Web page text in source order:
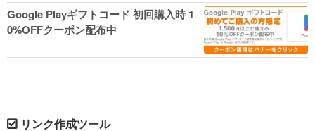
Google Playギフトコード 初回購入時 1
0%OFFクーポン配布中
リンク作成ツール